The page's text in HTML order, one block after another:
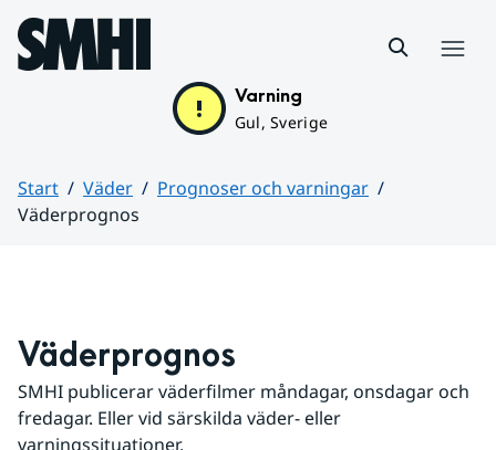
Hoppa till sidans innehåll
Varning
Gul, Sverige
Start Väder
Prognoser och varningar
Väderprognos
Väderprognos
SMHI publicerar väderfilmer måndagar, onsdagar och
fredagar. Eller vid särskilda väder- eller
varningssituationer.